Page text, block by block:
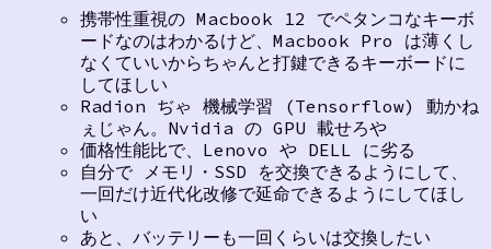
携帯性重視の Macbook 12 でペタンコなキーボ
ードなのはわかるけど、Macbook Pro は薄くし
なくていいからちゃんと打鍵できるキーボードに
してほしい
Radion ぢゃ 機械学習 (Tensorflow) 動かね
ぇじゃん。Nvidia の GPU 載せろや
価格性能比で、Lenovo や DELL に劣る
自分で メモリ・SSD を交換できるようにして、
一回だけ近代化改修で延命できるようにしてほし
い
あと、バッテリーも一回くらいは交換したい